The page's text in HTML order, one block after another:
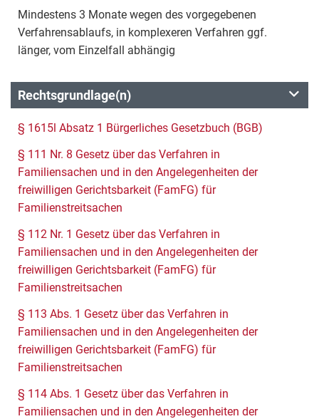
Mindestens 3 Monate wegen des vorgegebenen
Verfahrensablaufs, in komplexeren Verfahren ggf.
länger, vom Einzelfall abhängig
Rechtsgrundlage(n)
§ 1615l Absatz 1 Bürgerliches Gesetzbuch (BGB)
§ 111 Nr. 8 Gesetz über das Verfahren in
Familiensachen und in den Angelegenheiten der
freiwilligen Gerichtsbarkeit (FamFG) für
Familienstreitsachen
§ 112 Nr. 1 Gesetz über das Verfahren in
Familiensachen und in den Angelegenheiten der
freiwilligen Gerichtsbarkeit (FamFG) für
Familienstreitsachen
§ 113 Abs. 1 Gesetz über das Verfahren in
Familiensachen und in den Angelegenheiten der
freiwilligen Gerichtsbarkeit (FamFG) für
Familienstreitsachen
§ 114 Abs. 1 Gesetz über das Verfahren in
Familiensachen und in den Angelegenheiten der